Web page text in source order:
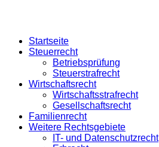
Startseite
Steuerrecht
Betriebsprüfung
Steuerstrafrecht
Wirtschaftsrecht
Wirtschaftsstrafrecht
Gesellschaftsrecht
Familienrecht
Weitere Rechtsgebiete
IT- und Datenschutzrecht